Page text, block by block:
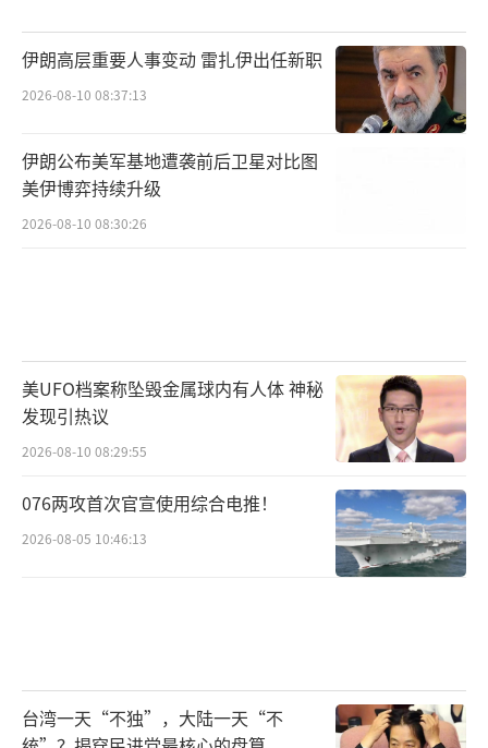
伊朗高层重要人事变动 雷扎伊出任新职
2026-08-10 08:37:13
伊朗公布美军基地遭袭前后卫星对比图
美伊博弈持续升级
2026-08-10 08:30:26
美UFO档案称坠毁金属球内有人体 神秘
发现引热议
2026-08-10 08:29:55
076两攻首次官宣使用综合电推！
2026-08-05 10:46:13
台湾一天“不独”，大陆一天“不